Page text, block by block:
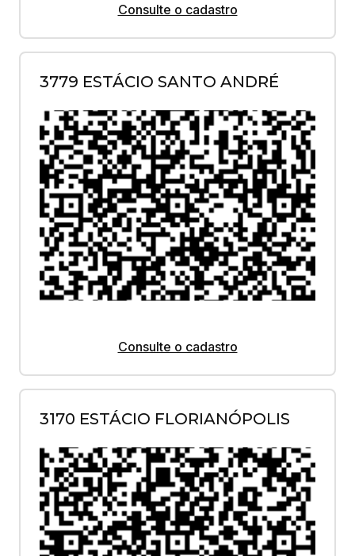
Consulte o cadastro
3779 ESTÁCIO SANTO ANDRÉ
Consulte o cadastro
3170 ESTÁCIO FLORIANÓPOLIS